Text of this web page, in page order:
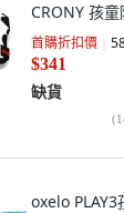
CRONY 孩
首購折扣價
$341
缺貨
(
oxelo